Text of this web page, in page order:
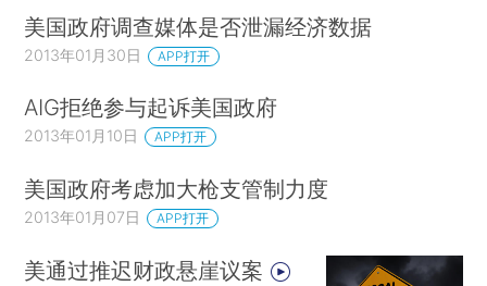
美国政府调查媒体是否泄漏经济数据
2013年01月30日 APP打开
AIG拒绝参与起诉美国政府
2013年01月10日 APP打开
美国政府考虑加大枪支管制力度
2013年01月07日 APP打开
美通过推迟财政悬崖议案